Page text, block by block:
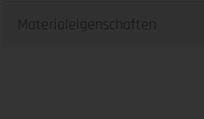
Materialeigenschaften